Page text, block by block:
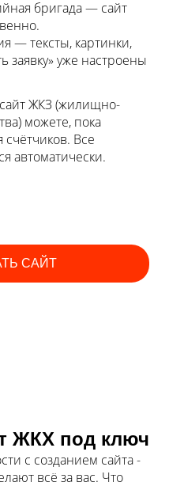
бригада — сайт
— тексты, картинки,
заявку» уже настроены
ЖКЗ (жилищно-
можете, пока
Все
автоматически.
САЙТ
ЖКХ под ключ
с созданием сайта -
всё за вас. Что